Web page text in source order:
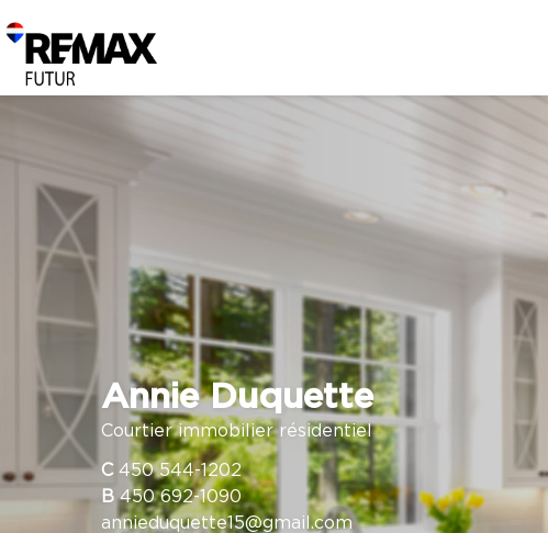
Annie Duquette
Courtier immobilier résidentiel
C 450 544-1202
B 450 692-1090
annieduquette15@gmail.com